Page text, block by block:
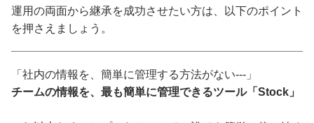
運用の両面から継承を成功させたい方は、以下のポイント
を押さえましょう。
「社内の情報を、簡単に管理する方法がない---」
チームの情報を、最も簡単に管理できるツール「Stock」